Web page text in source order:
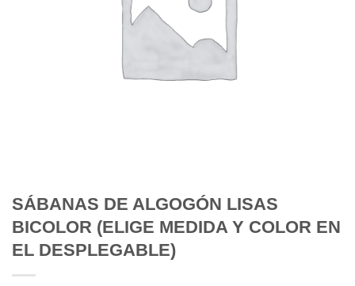
SÁBANAS DE ALGOGÓN LISAS
BICOLOR (ELIGE MEDIDA Y COLOR EN
EL DESPLEGABLE)